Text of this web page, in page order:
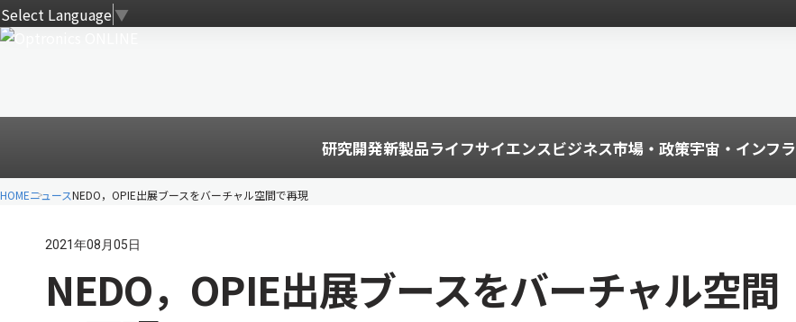
Select Language▼
研究開発新製品ライフサイエンスビジネス市場・政策宇宙・インフラ
HOMEニュースNEDO，OPIE出展ブースをバーチャル空間で再現
2021年08月05日
NEDO，OPIE出展ブースをバーチャル空間